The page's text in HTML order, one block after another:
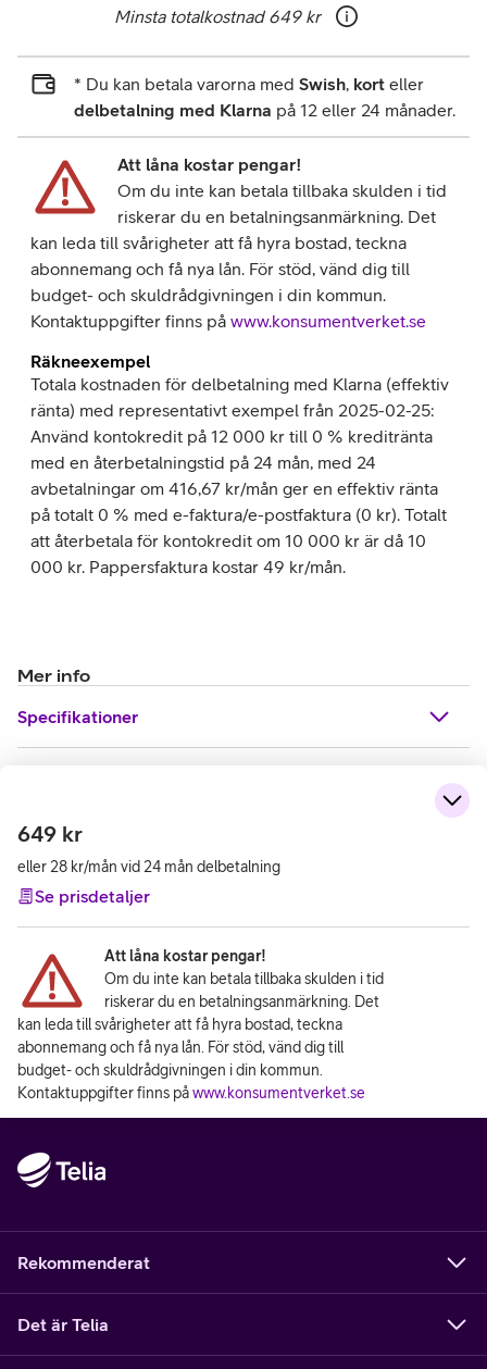
Minsta totalkostnad 649 kr
* Du kan betala varorna med Swish, kort eller
delbetalning med Klarna på 12 eller 24 månader.
Att låna kostar pengar!
Om du inte kan betala tillbaka skulden i tid
riskerar du en betalningsanmärkning. Det
kan leda till svårigheter att få hyra bostad, teckna
abonnemang och få nya lån. För stöd, vänd dig till
budget- och skuldrådgivningen i din kommun.
Kontaktuppgifter finns på www.konsumentverket.se
Räkneexempel
Totala kostnaden för delbetalning med Klarna (effektiv
ränta) med representativt exempel från 2025-02-25:
Använd kontokredit på 12 000 kr till 0 % kreditränta
med en återbetalningstid på 24 mån, med 24
avbetalningar om 416,67 kr/mån ger en effektiv ränta
på totalt 0 % med e-faktura/e-postfaktura (0 kr). Totalt
att återbetala för kontokredit om 10 000 kr är då 10
000 kr. Pappersfaktura kostar 49 kr/mån.
Mer info
Specifikationer
649 kr
eller 28 kr/mån vid 24 mån delbetalning
Se prisdetaljer
Att låna kostar pengar!
Om du inte kan betala tillbaka skulden i tid
riskerar du en betalningsanmärkning. Det
kan leda till svårigheter att få hyra bostad, teckna
abonnemang och få nya lån. För stöd, vänd dig till
budget- och skuldrådgivningen i din kommun.
Kontaktuppgifter finns påwww.konsumentverket.se
Rekommenderat
Det är Telia